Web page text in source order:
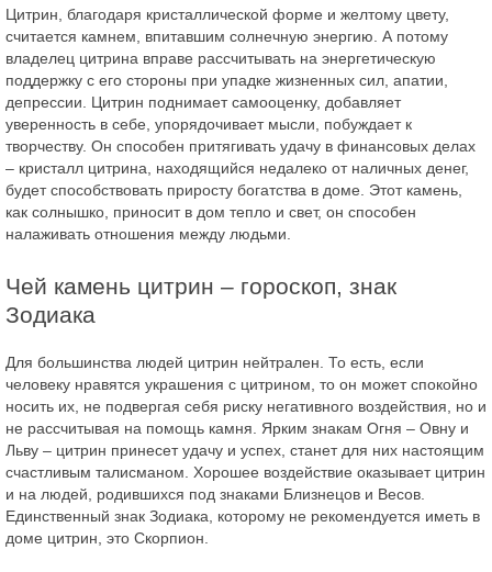
Цитрин, благодаря кристаллической форме и желтому цвету,
считается камнем, впитавшим солнечную энергию. А потому
владелец цитрина вправе рассчитывать на энергетическую
поддержку с его стороны при упадке жизненных сил, апатии,
депрессии. Цитрин поднимает самооценку, добавляет
уверенность в себе, упорядочивает мысли, побуждает к
творчеству. Он способен притягивать удачу в финансовых делах
– кристалл цитрина, находящийся недалеко от наличных денег,
будет способствовать приросту богатства в доме. Этот камень,
как солнышко, приносит в дом тепло и свет, он способен
налаживать отношения между людьми.
Чей камень цитрин – гороскоп, знак
Зодиака
Для большинства людей цитрин нейтрален. То есть, если
человеку нравятся украшения с цитрином, то он может спокойно
носить их, не подвергая себя риску негативного воздействия, но и
не рассчитывая на помощь камня. Ярким знакам Огня – Овну и
Льву – цитрин принесет удачу и успех, станет для них настоящим
счастливым талисманом. Хорошее воздействие оказывает цитрин
и на людей, родившихся под знаками Близнецов и Весов.
Единственный знак Зодиака, которому не рекомендуется иметь в
доме цитрин, это Скорпион.